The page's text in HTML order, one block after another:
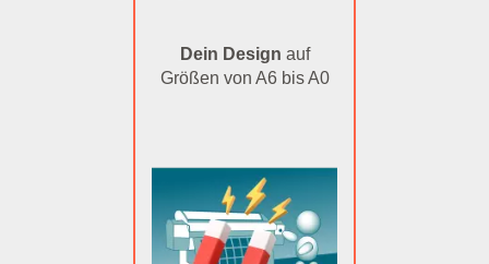
Dein Design auf
Größen von A6 bis A0